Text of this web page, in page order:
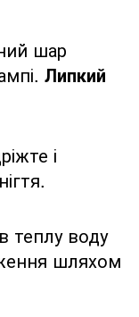
шар
Липкий
і
теплу воду
шляхом